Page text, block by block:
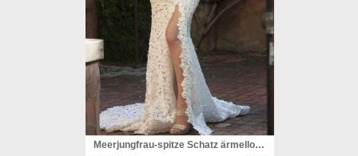
Meerjungfrau-spitze Schatz ärmelloses Sweep Zug Split Brautkleid Twa5362